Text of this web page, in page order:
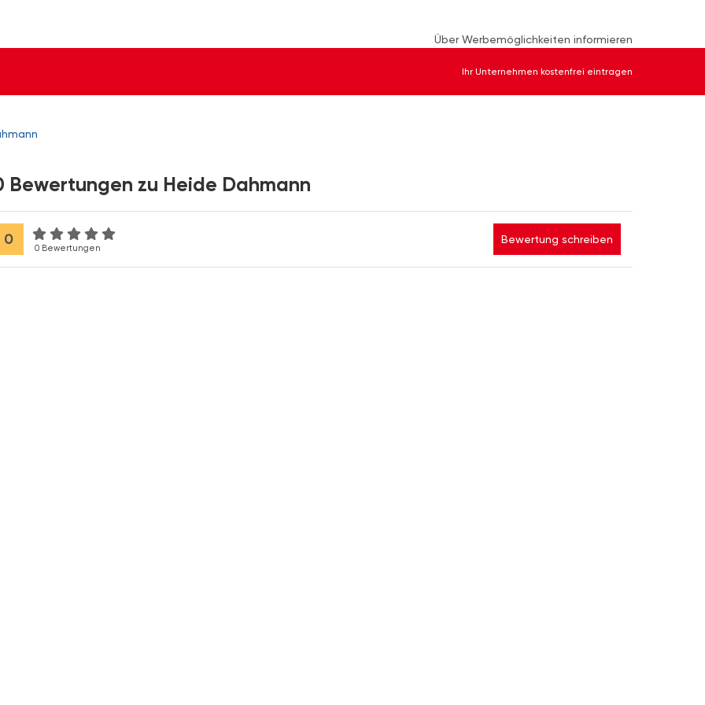
Über Werbemöglichkeiten informieren
Ihr Unternehmen kostenfrei eintragen
Bewertungen zu Heide Dahmann
0
0 Bewertungen
Bewertung schreiben